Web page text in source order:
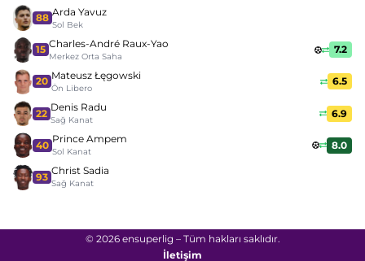
88 Arda Yavuz
Sol Bek
15 Charles-André Raux-Yao
Merkez Orta Saha
7.2
20 Mateusz Łęgowski
Ön Libero
6.5
22 Denis Radu
Sağ Kanat
6.9
40 Prince Ampem
Sol Kanat
8.0
93 Christ Sadia
Sağ Kanat
© 2026 ensuperlig – Tüm hakları saklıdır.
İletişim